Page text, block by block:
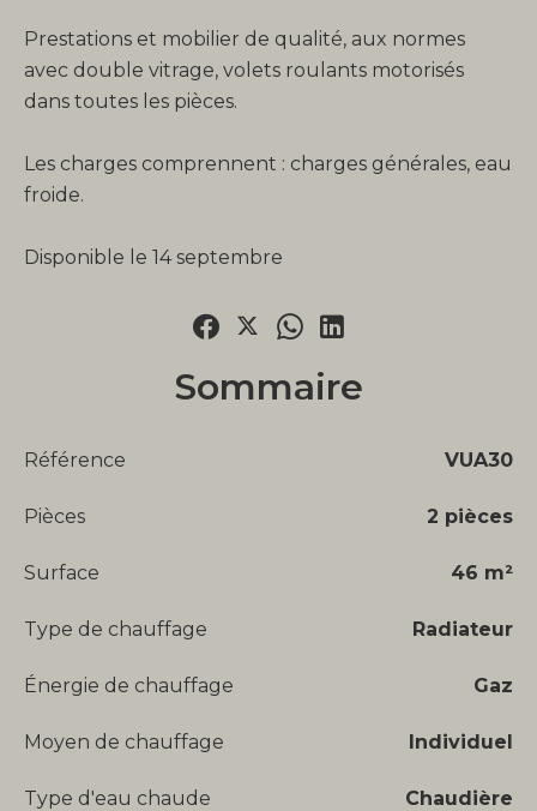
Prestations et mobilier de qualité, aux normes
avec double vitrage, volets roulants motorisés
dans toutes les pièces.
Les charges comprennent : charges générales, eau
froide.
Disponible le 14 septembre
Sommaire
Référence VUA30
Pièces 2 pièces
Surface 46 m²
Type de chauffage Radiateur
Énergie de chauffage Gaz
Moyen de chauffage Individuel
Type d'eau chaude Chaudière